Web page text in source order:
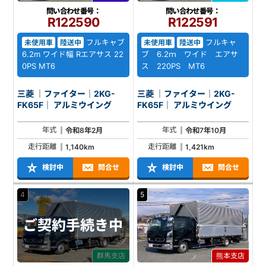
問い合わせ番号：
R122590
未使用車 陸送中
フルキャブ
6.2m ワイド幅 Rエアサス 22
0PS MT6
三菱 ｜ファイター｜2KG-
FK65F｜ アルミウイング
年式
令和8年2月
走行距離
1,140km
検討中 問合せ
問い合わせ番号：
R122591
未使用車 陸送中
フルキャ
ブ 6.2ｍ ワイド エアサ
ス 220PS MT6
三菱 ｜ファイター｜2KG-
FK65F｜ アルミウイング
年式
令和7年10月
走行距離
1,421km
検討中 問合せ
4
群馬支店
ご契約手続き中
5
熊本支店